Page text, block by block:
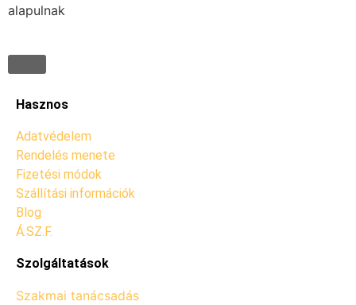
alapulnak
Hasznos
Adatvédelem
Rendelés menete
Fizetési módok
Szállítási információk
Blog
Á.SZ.F.
Szolgáltatások
Szakmai tanácsadás